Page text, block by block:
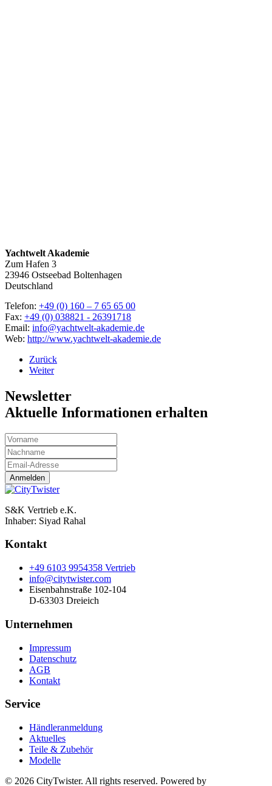
Yachtwelt Akademie
Zum Hafen 3
23946 Ostseebad Boltenhagen
Deutschland
Telefon: +49 (0) 160 – 7 65 65 00
Fax: +49 (0) 038821 - 26391718
Email: info@yachtwelt-akademie.de
Web: http://www.yachtwelt-akademie.de
Zurück
Weiter
Newsletter
Aktuelle Informationen erhalten
Anmelden
S&K Vertrieb e.K.
Inhaber: Siyad Rahal
Kontakt
+49 6103 9954358 Vertrieb
info@citytwister.com
Eisenbahnstraße 102-104
D-63303 Dreieich
Unternehmen
Impressum
Datenschutz
AGB
Kontakt
Service
Händleranmeldung
Aktuelles
Teile & Zubehör
Modelle
© 2026 CityTwister. All rights reserved. Powered by